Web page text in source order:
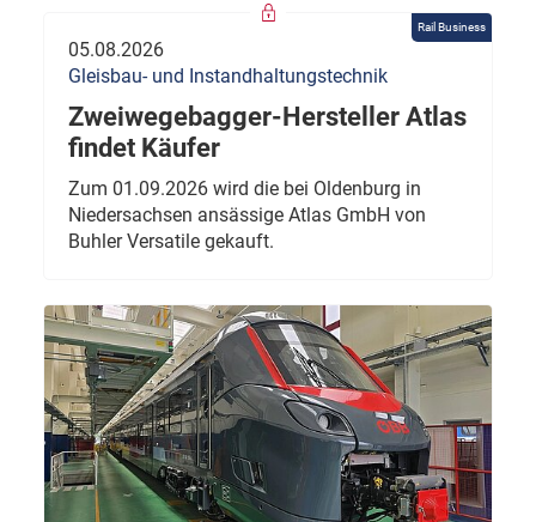
Rail Business
05.08.2026
Gleisbau- und Instandhaltungstechnik
Zweiwegebagger-Hersteller Atlas
findet Käufer
Zum 01.09.2026 wird die bei Oldenburg in
Niedersachsen ansässige Atlas GmbH von
Buhler Versatile gekauft.